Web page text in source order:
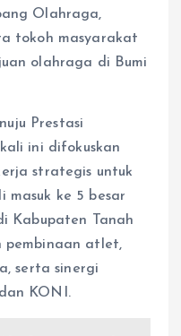
Olahraga,
tokoh masyarakat
olahraga di Bumi
Prestasi
ini difokuskan
strategis untuk
masuk ke 5 besar
Kabupaten Tanah
pembinaan atlet,
serta sinergi
KONI.